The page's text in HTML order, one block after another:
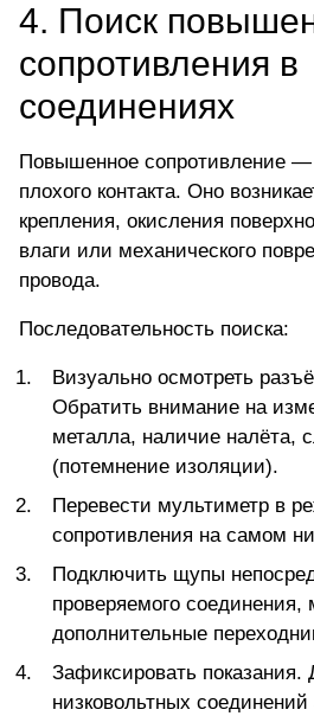
4. Поиск
сопротивления в
соединениях
Повышенное сопротивление —
плохого контакта. Оно
крепления, окисления
влаги или механического
провода.
Последовательность поиска:
Визуально осмотреть
Обратить внимание на
металла, наличие налёта,
(потемнение изоляции).
Перевести мультиметр в
сопротивления на самом
Подключить щупы
проверяемого соединения,
дополнительные
Зафиксировать
низковольтных